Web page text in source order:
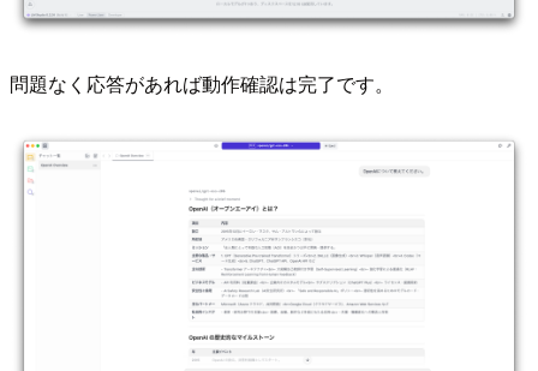
問題なく応答があれば動作確認は完了です。